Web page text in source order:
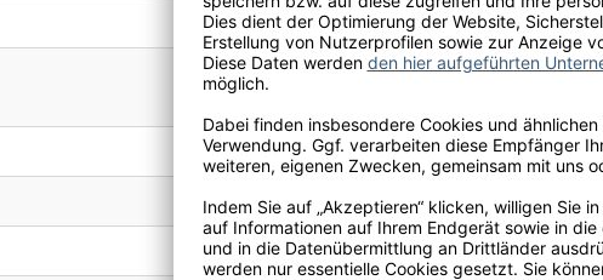
Enthält Sulfite
Trauben, rektifiziertes
Kaliumpolyaspartat
13,5 % vol.
Apulien
Beerenmarmelade/Gelee, Brombeere,